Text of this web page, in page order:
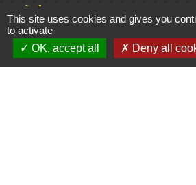
Liens
Cinéma
This site uses cookies and gives you
to activate
OK, accept all
Deny all